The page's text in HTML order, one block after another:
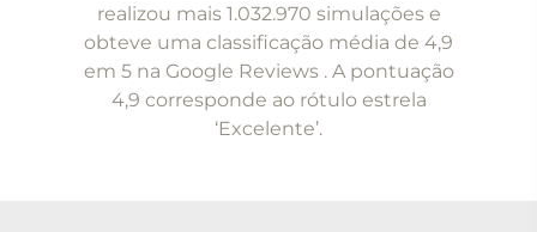
realizou mais 1.032.970 simulações e
obteve uma classificação média de 4,9
em 5 na Google Reviews . A pontuação
4,9 corresponde ao rótulo estrela
‘Excelente’.